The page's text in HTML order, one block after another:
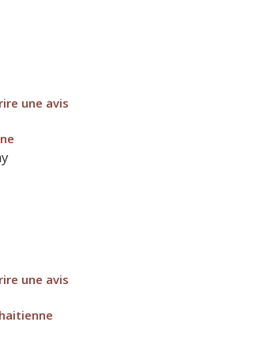
une avis
une avis